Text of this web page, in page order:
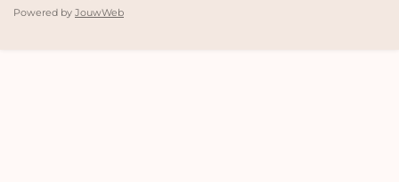
Powered by JouwWeb